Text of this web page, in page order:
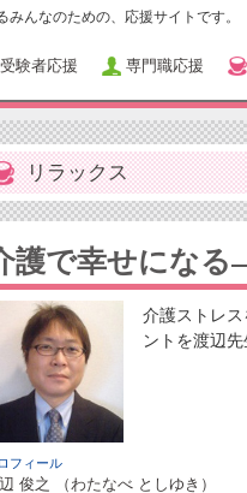
んなのための、応援サイトです。
受験者応援 専門職応援
リラックス
護で幸せになる
介護ストレ
ントを渡辺先
フィール
俊之 （わたなべ としゆき）